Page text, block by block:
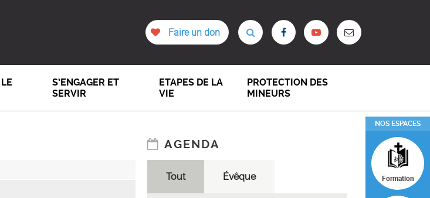
Faire un don
S’ENGAGER ET
SERVIR
ETAPES DE LA
VIE
PROTECTION DES
MINEURS
NOS ESPACES
Formation
AGENDA
Tout Évêque